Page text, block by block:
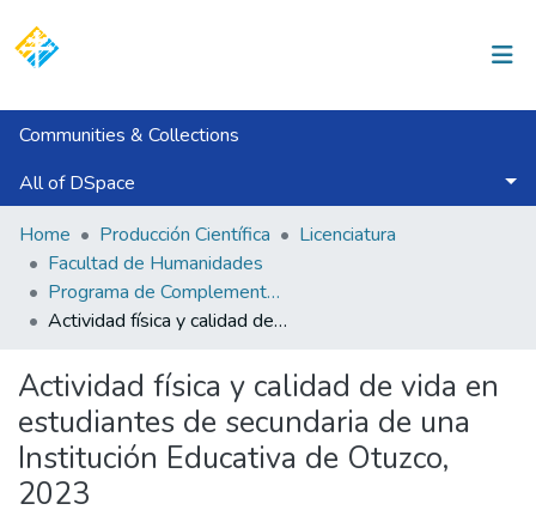
Communities & Collections
All of DSpace
Statistics
Home Producción Científica
Licenciatura
Facultad de Humanidades
Programa de Complementación Universitaria
Actividad física y calidad de vida en estudiantes de secundaria de una Institución Educativa de Otuzco, 2023
Actividad física y calidad de vida en
estudiantes de secundaria de una
Institución Educativa de Otuzco,
2023